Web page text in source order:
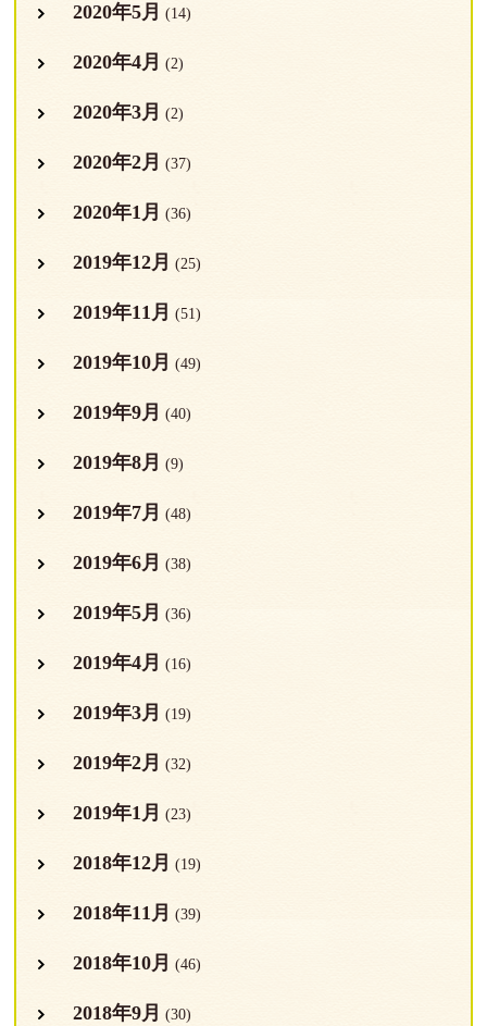
2020年5月 (14)
2020年4月 (2)
2020年3月 (2)
2020年2月 (37)
2020年1月 (36)
2019年12月 (25)
2019年11月 (51)
2019年10月 (49)
2019年9月 (40)
2019年8月 (9)
2019年7月 (48)
2019年6月 (38)
2019年5月 (36)
2019年4月 (16)
2019年3月 (19)
2019年2月 (32)
2019年1月 (23)
2018年12月 (19)
2018年11月 (39)
2018年10月 (46)
2018年9月 (30)